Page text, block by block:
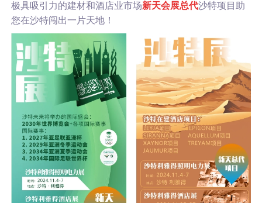
极具吸引力的建材和酒店业市场新天会展总代沙特项目助
您在沙特闯出一片天地！